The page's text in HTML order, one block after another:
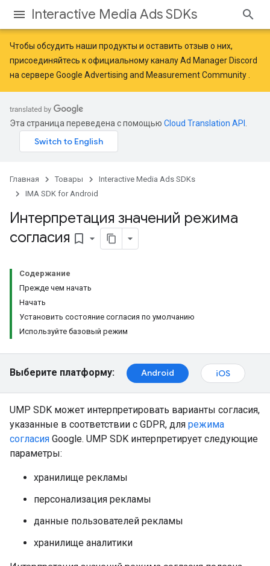
Interactive Media Ads SDKs
Чтобы обсудить наши продукты и оставить отзыв о них,
присоединяйтесь к официальному каналу Ad Manager Discord
на сервере Google Advertising and Measurement Community
Эта страница переведена с помощью Cloud Translation API
Главная Товары
Interactive Media Ads SDKs
IMA SDK for Android
Интерпретация значений режима
согласия bookmark_border
Содержание
Прежде чем начать
Начать
Установить состояние согласия по умолчанию
Используйте базовый режим
Выберите платформу: Android iOS
UMP SDK может интерпретировать варианты согласия,
указанные в соответствии с GDPR, для режима
согласия Google. UMP SDK интерпретирует следующие
параметры:
хранилище рекламы
персонализация рекламы
данные пользователей рекламы
хранилище аналитики